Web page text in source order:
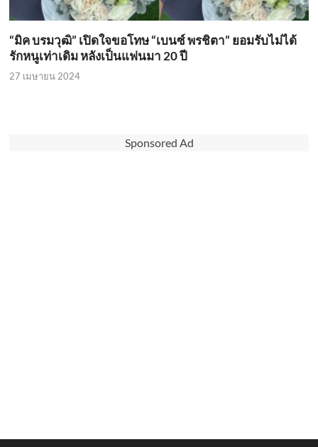
“มิค บรมวุฒิ” เปิดใจขอโทษ “เบนซ์ พรชิตา” ยอมรับไม่ได้
รักหนูเท่าเดิม หลังเป็นแฟนมา 20 ปี
27 เมษายน 2024
Sponsored Ad